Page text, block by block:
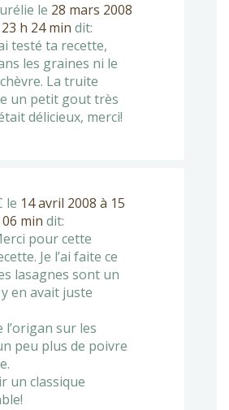
le 28 mars 2008
h 24 min dit:
testé ta recette,
les graines ni le
La truite
un petit gout très
délicieux, merci!
le 14 avril 2008 à 15
min dit:
pour cette
Je l’ai faite ce
lasagnes sont un
en avait juste
l’origan sur les
peu plus de poivre
un classique